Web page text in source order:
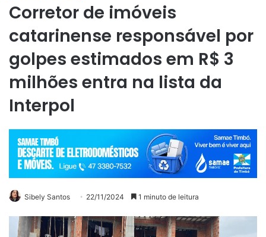
Corretor de imóveis
catarinense responsável por
golpes estimados em R$ 3
milhões entra na lista da
Interpol
Sibely Santos 22/11/2024 1 minuto de leitura